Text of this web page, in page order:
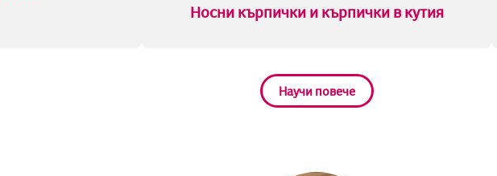
Носни кърпички и кърпички в кутия
Научи повече